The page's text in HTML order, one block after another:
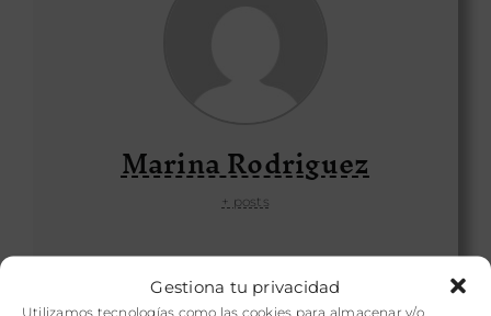
Gestiona tu privacidad
Utilizamos tecnologías como las cookies para almacenar y/o
Marina Rodriguez
+ posts